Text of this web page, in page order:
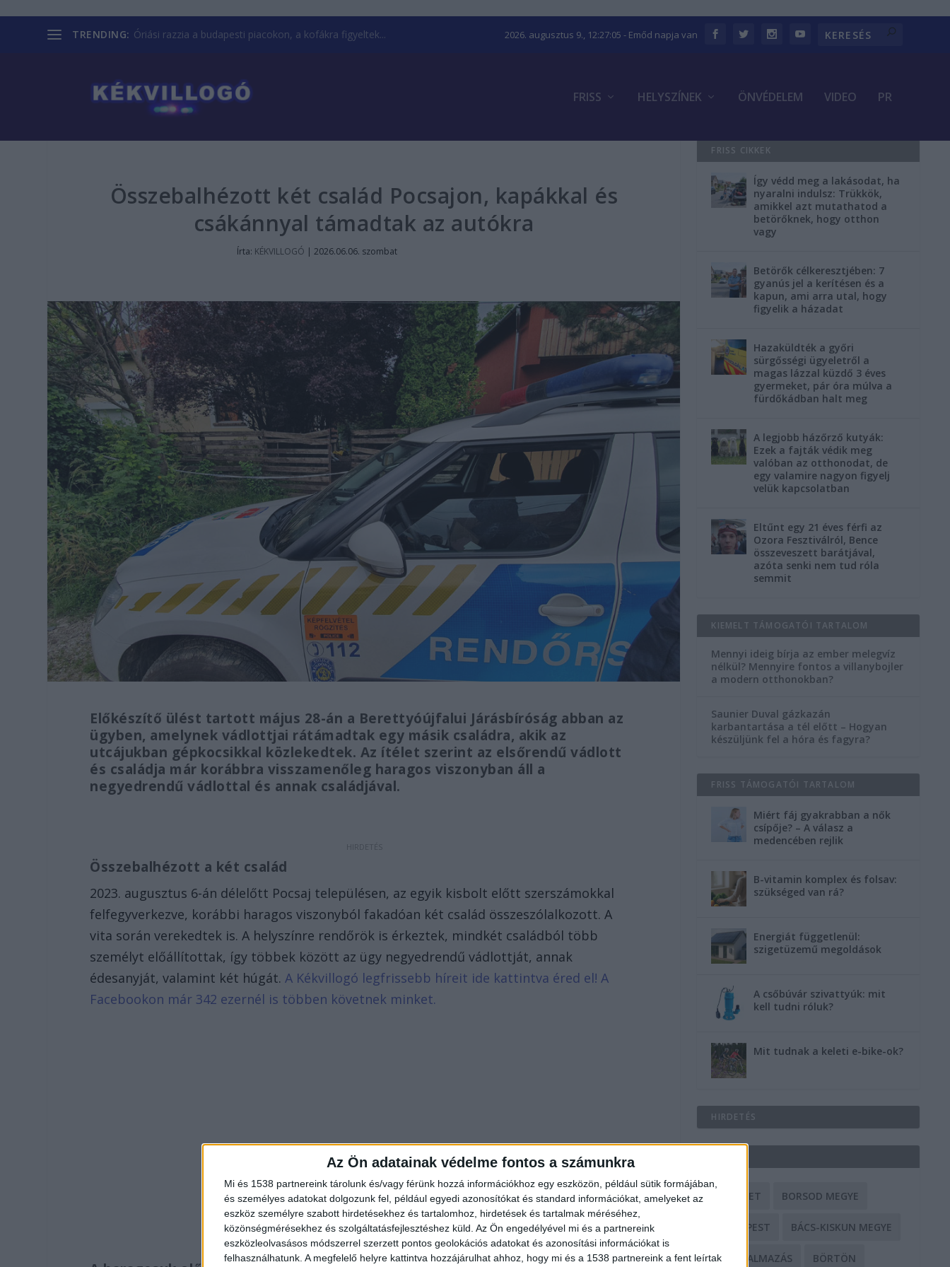
Az Ön adatainak védelme fontos a számunkra
Mi és 1538 partnereink tárolunk és/vagy férünk hozzá információkhoz egy eszközön, például sütik formájában,
és személyes adatokat dolgozunk fel, például egyedi azonosítókat és standard információkat, amelyeket az
eszköz személyre szabott hirdetésekhez és tartalomhoz, hirdetések és tartalmak méréséhez,
közönségmérésekhez és szolgáltatásfejlesztéshez küld. Az Ön engedélyével mi és a partnereink
eszközleolvasásos módszerrel szerzett pontos geolokációs adatokat és azonosítási információkat is
felhasználhatunk. A megfelelő helyre kattintva hozzájárulhat ahhoz, hogy mi és a 1538 partnereink a fent leírtak
TRENDING: Óriási razzia a budapesti piacokon, a kofákra figyeltek... 2026. augusztus 9., 12:27:06 - Emőd napja van
FRISS HELYSZÍNEK ÖNVÉDELEM VIDEO PR
Összebalhézott két család Pocsajon, kapákkal és
csákánnyal támadtak az autókra
Írta: KÉKVILLOGÓ | 2026.06.06. szombat
Előkészítő ülést tartott május 28-án a Berettyóújfalui Járásbíróság abban az
ügyben, amelynek vádlottjai rátámadtak egy másik családra, akik az
utcájukban gépkocsikkal közlekedtek. Az ítélet szerint az elsőrendű vádlott
és családja már korábbra visszamenőleg haragos viszonyban áll a
negyedrendű vádlottal és annak családjával.
Összebalhézott a két család
2023. augusztus 6-án délelőtt Pocsaj településen, az egyik kisbolt előtt szerszámokkal
felfegyverkezve, korábbi haragos viszonyból fakadóan két család összeszólalkozott. A
vita során verekedtek is. A helyszínre rendőrök is érkeztek, mindkét családból több
személyt előállítottak, így többek között az ügy negyedrendű vádlottját, annak
édesanyját, valamint két húgát.A Kékvillogó legfrissebb híreit ide kattintva éred el! A
Facebookon már 342 ezernél is többen követnek minket.
FRISS CIKKEK
Így védd meg a lakásodat, ha
nyaralni indulsz: Trükkök,
amikkel azt mutathatod a
betörőknek, hogy otthon
vagy
Betörők célkeresztjében: 7
gyanús jel a kerítésen és a
kapun, ami arra utal, hogy
figyelik a házadat
Hazaküldték a győri
sürgősségi ügyeletről a
magas lázzal küzdő 3 éves
gyermeket, pár óra múlva a
fürdőkádban halt meg
A legjobb házőrző kutyák:
Ezek a fajták védik meg
valóban az otthonodat, de
egy valamire nagyon figyelj
velük kapcsolatban
Eltűnt egy 21 éves férfi az
Ozora Fesztiválról, Bence
összeveszett barátjával,
azóta senki nem tud róla
semmit
KIEMELT TÁMOGATÓI TARTALOM
Mennyi ideig bírja az ember melegvíz
nélkül? Mennyire fontos a villanybojler
a modern otthonokban?
Saunier Duval gázkazán
karbantartása a tél előtt – Hogyan
készüljünk fel a hóra és fagyra?
FRISS TÁMOGATÓI TARTALOM
Miért fáj gyakrabban a nők
csípője? – A válasz a
medencében rejlik
B-vitamin komplex és folsav:
szükséged van rá?
Energiát függetlenül:
szigetüzemű megoldások
A csőbúvár szivattyúk: mit
kell tudni róluk?
Mit tudnak a keleti e-bike-ok?
HIRDETÉS
BALESET BORSOD MEGYE
BUDAPEST BÁCS-KISKUN MEGYE
BÁNTALMAZÁS BÖRTÖN